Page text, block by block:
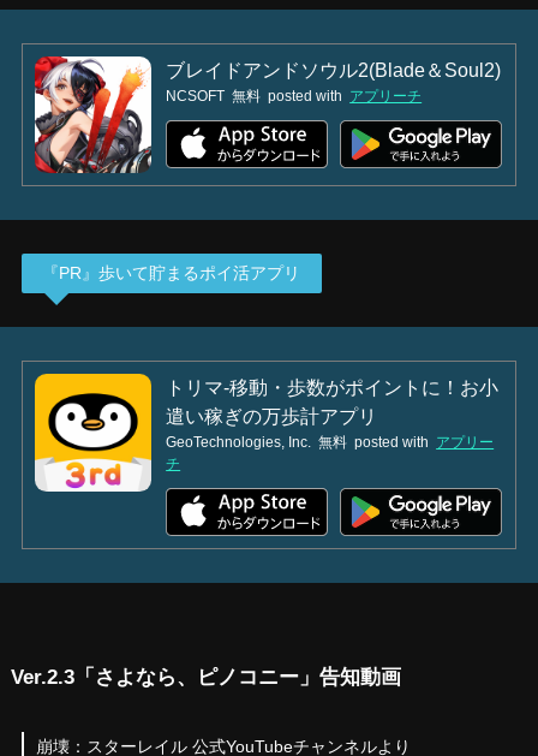
ブレイドアンドソウル2(Blade＆Soul2)
NCSOFT 無料 posted with アプリーチ
『PR』歩いて貯まるポイ活アプリ
トリマ-移動・歩数がポイントに！お小
遣い稼ぎの万歩計アプリ
GeoTechnologies, Inc. 無料 posted with アプリー
チ
Ver.2.3「さよなら、ピノコニー」告知動画
崩壊：スターレイル 公式YouTubeチャンネルより